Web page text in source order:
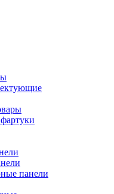
панели